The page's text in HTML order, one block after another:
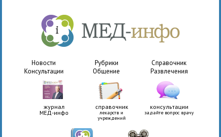
Новости Рубрики
Справочник
Консультации
Общение Развлечения
журнал
МЕД-инфо
справочник
лекарств и
учреждений
консультации
задайте вопрос врачу